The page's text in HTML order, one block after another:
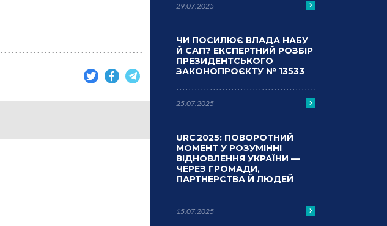
29.07.2025
ЧИ ПОСИЛЮЄ ВЛАДА НАБУ
Й САП? ЕКСПЕРТНИЙ РОЗБІР
ПРЕЗИДЕНТСЬКОГО
ЗАКОНОПРОЄКТУ № 13533
25.07.2025
URC 2025: ПОВОРОТНИЙ
МОМЕНТ У РОЗУМІННІ
ВІДНОВЛЕННЯ УКРАЇНИ —
ЧЕРЕЗ ГРОМАДИ,
ПАРТНЕРСТВА Й ЛЮДЕЙ
15.07.2025